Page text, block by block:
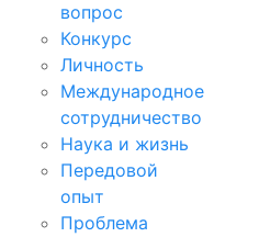
вопрос
Конкурс
Личность
Международное
сотрудничество
Наука и жизнь
Передовой
опыт
Проблема